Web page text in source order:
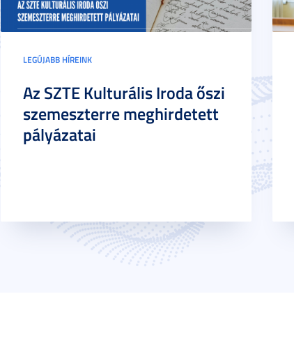
LEGÚJABB HÍREINK
Az SZTE Kulturális Iroda őszi
szemeszterre meghirdetett
pályázatai